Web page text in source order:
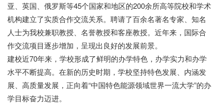
亚、英国、俄罗斯等45个国家和地区的200余所高等院校和学术
机构建立了实质合作交流关系。聘请了百余名著名专家、知名
人士为我校兼职教授、名誉教授和客座教授。近年来，国际合
作交流项目逐步增加，呈现出良好的发展前景。
建校近70年来，学校形成了鲜明的办学特色，办学实力和办学
水平不断提高。在新的历史时期，学校坚持特色发展、内涵发
展、高质量发展，正向着“中国特色能源领域世界一流大学”的办
学目标奋力迈进。